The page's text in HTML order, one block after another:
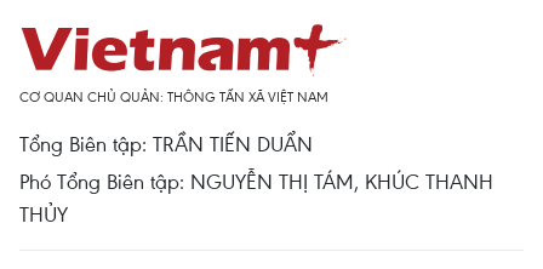
CƠ QUAN CHỦ QUẢN: THÔNG TẤN XÃ VIỆT NAM
Tổng Biên tập: TRẦN TIẾN DUẨN
Phó Tổng Biên tập: NGUYỄN THỊ TÁM, KHÚC THANH
THỦY